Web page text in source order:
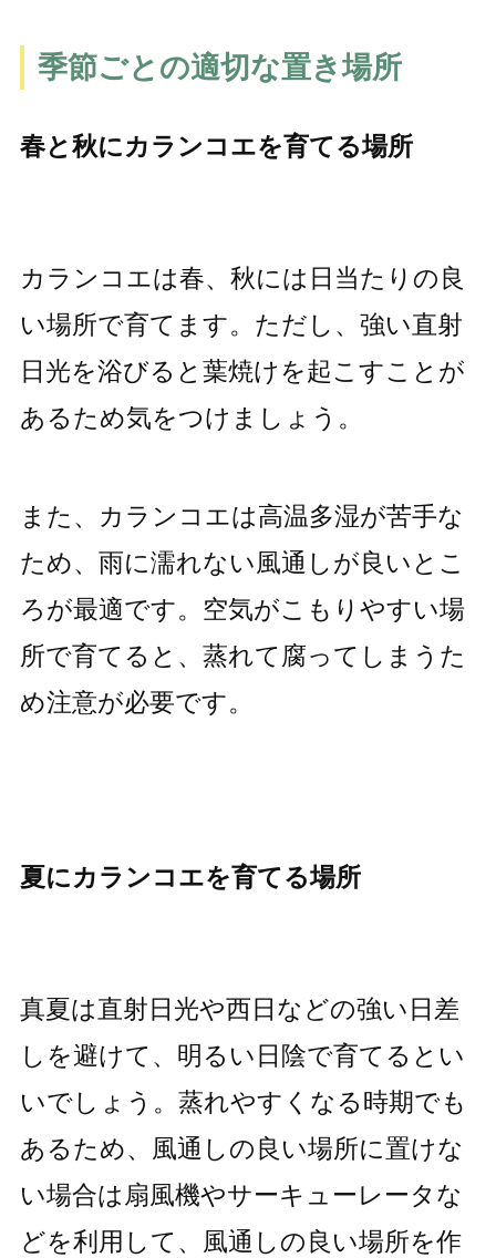
季節ごとの適切な置き場所
春と秋にカランコエを育てる場所
カランコエは春、秋には日当たりの良
い場所で育てます。ただし、強い直射
日光を浴びると葉焼けを起こすことが
あるため気をつけましょう。
また、カランコエは高温多湿が苦手な
ため、雨に濡れない風通しが良いとこ
ろが最適です。空気がこもりやすい場
所で育てると、蒸れて腐ってしまうた
め注意が必要です。
夏にカランコエを育てる場所
真夏は直射日光や西日などの強い日差
しを避けて、明るい日陰で育てるとい
いでしょう。蒸れやすくなる時期でも
あるため、風通しの良い場所に置けな
い場合は扇風機やサーキューレータな
どを利用して、風通しの良い場所を作